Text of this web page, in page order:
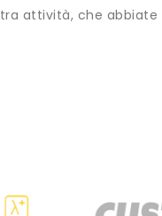
attività, che